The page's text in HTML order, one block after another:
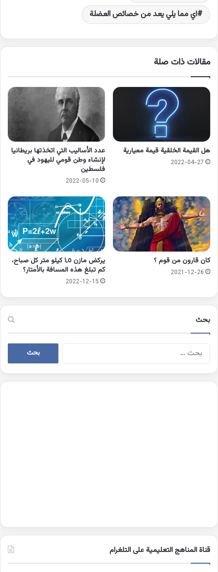
اي مما يلي يعد من خصائص العضلة
مقالات ذات صلة
هل القيمة الخلقية قيمة معيارية
2022-04-27
عدد الأساليب التي اتخذتها بريطانيا
لإنشاء وطن قومي لليهود في
فلسطين
2022-05-10
كان قارون من قوم ؟
2021-12-26
يركض مازن ١,٥ كيلو متر كل صباح،
كم تبلغ هذه المسافة بالأمتار؟
2022-12-15
بحث
البحث
قناة المناهج التعليمية على التلغرام